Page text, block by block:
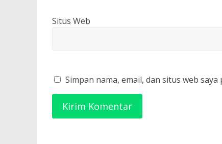
Situs Web
Simpan nama, email, dan situs web